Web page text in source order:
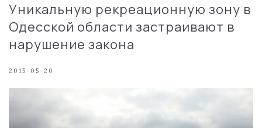
Уникальную рекреационную зону в
Одесской области застраивают в
нарушение закона
2015-05-20